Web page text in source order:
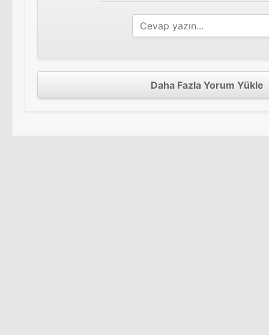
Daha Fazla Yorum Yükle